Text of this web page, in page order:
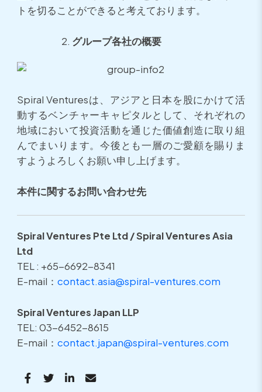
トを切ることができると考えております。
グループ各社の概要
Spiral Venturesは、アジアと日本を股にかけて活
動するベンチャーキャピタルとして、それぞれの
地域において投資活動を通じた価値創造に取り組
んでまいります。今後とも一層のご愛顧を賜りま
すようよろしくお願い申し上げます。
本件に関するお問い合わせ先
Spiral Ventures Pte Ltd / Spiral Ventures Asia
Ltd
TEL : +65-6692-8341
E-mail：contact.asia@spiral-ventures.com
Spiral Ventures Japan LLP
TEL: 03-6452-8615
E-mail：contact.japan@spiral-ventures.com